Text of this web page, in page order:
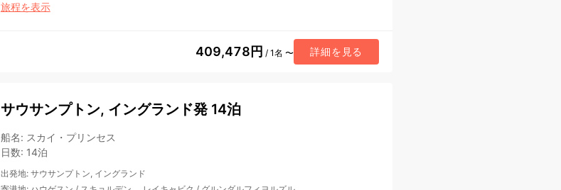
旅程を表示
409,478円 / 1名 〜 詳細を見る
サウサンプトン, イングランド発 14泊
船名: スカイ・プリンセス
日数: 14泊
出発地: サウサンプトン, イングランド